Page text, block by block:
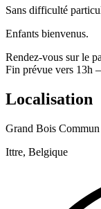
Sans difficulté
Enfants bienvenus.
Rendez-vous sur le
Fin prévue vers 13h
Localisation
Grand Bois Commun
Ittre, Belgique